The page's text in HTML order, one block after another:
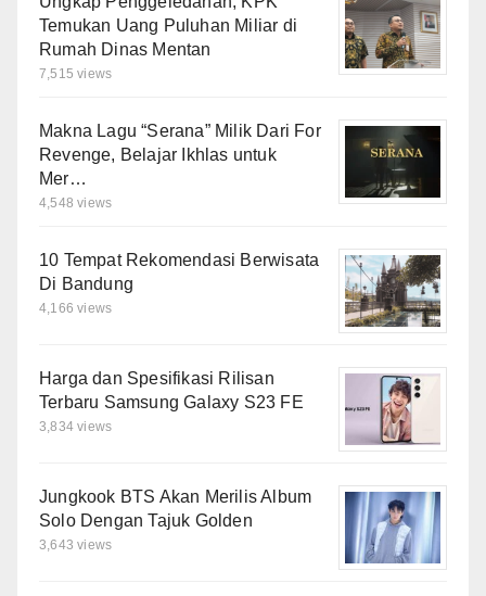
Temukan Uang Puluhan Miliar di
Rumah Dinas Mentan
7,515 views
Makna Lagu “Serana” Milik Dari For
Revenge, Belajar Ikhlas untuk
Mer…
4,548 views
10 Tempat Rekomendasi Berwisata
Di Bandung
4,166 views
Harga dan Spesifikasi Rilisan
Terbaru Samsung Galaxy S23 FE
3,834 views
Jungkook BTS Akan Merilis Album
Solo Dengan Tajuk Golden
3,643 views